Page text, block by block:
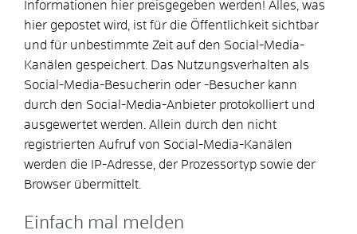
Informationen hier preisgegeben werden! Alles, was
hier gepostet wird, ist für die Öffentlichkeit sichtbar
und für unbestimmte Zeit auf den Social-Media-
Kanälen gespeichert. Das Nutzungsverhalten als
Social-Media-Besucherin oder -Besucher kann
durch den Social-Media-Anbieter protokolliert und
ausgewertet werden. Allein durch den nicht
registrierten Aufruf von Social-Media-Kanälen
werden die IP-Adresse, der Prozessortyp sowie der
Browser übermittelt.
Einfach mal melden